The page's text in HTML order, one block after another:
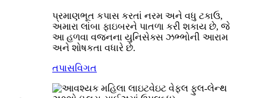
પ્રમાણભૂત કપાસ કરતાં નરમ અને વધુ ટકાઉ,
અમારા લાંબા ફાઇબરને પાતળા કરી શકાય છે, જે
આ હળવા વજનના યુનિસેક્સ ઝભ્ભોની આરામ
અને શોષકતા વધારે છે.
તપાસવિગત